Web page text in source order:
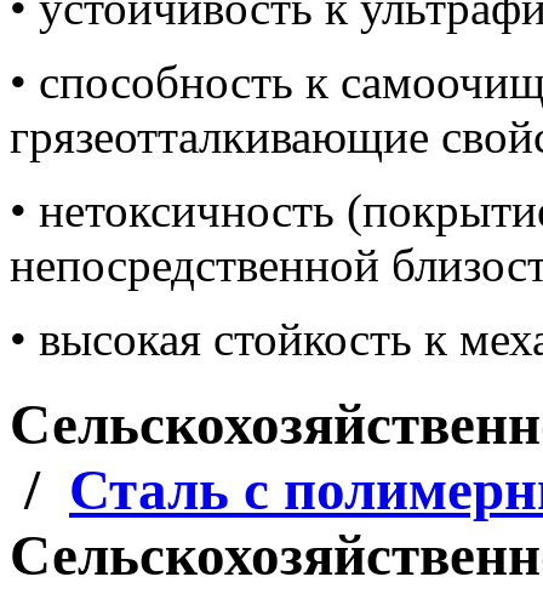
• способность к
грязеотталкивающие
• нетоксичность
непосредственной
• высокая стойкость к
/ Сталь с